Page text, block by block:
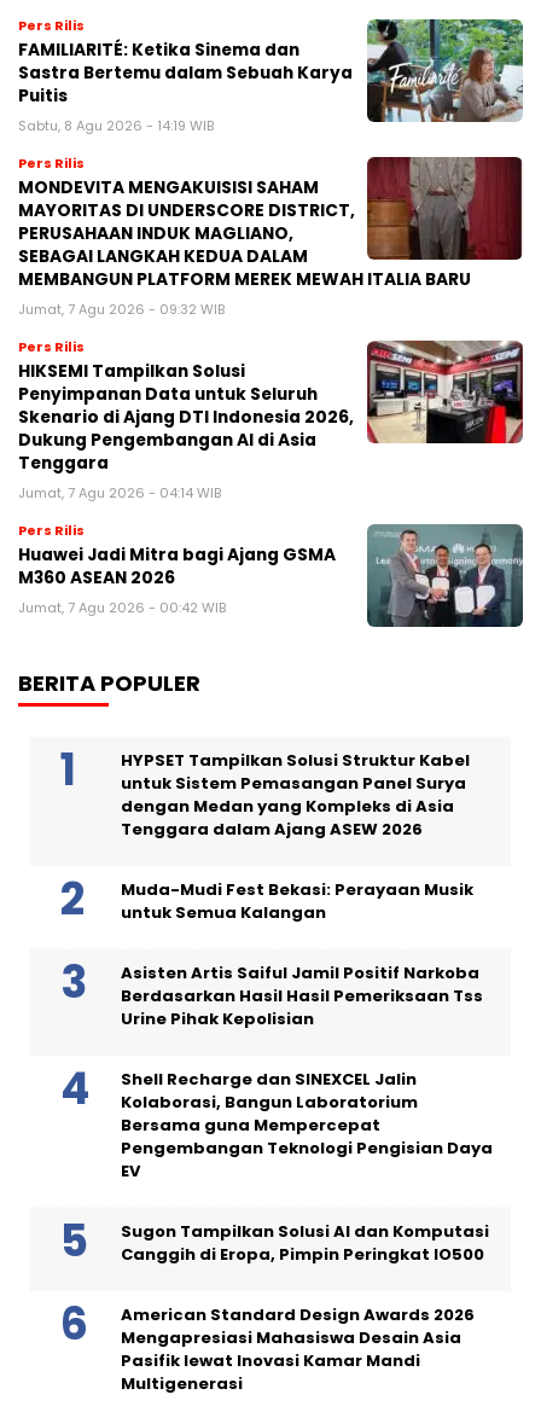
Pers Rilis
FAMILIARITÉ: Ketika Sinema dan
Sastra Bertemu dalam Sebuah Karya
Puitis
Sabtu, 8 Agu 2026 - 14:19 WIB
Pers Rilis
MONDEVITA MENGAKUISISI SAHAM
MAYORITAS DI UNDERSCORE DISTRICT,
PERUSAHAAN INDUK MAGLIANO,
SEBAGAI LANGKAH KEDUA DALAM
MEMBANGUN PLATFORM MEREK MEWAH ITALIA BARU
Jumat, 7 Agu 2026 - 09:32 WIB
Pers Rilis
HIKSEMI Tampilkan Solusi
Penyimpanan Data untuk Seluruh
Skenario di Ajang DTI Indonesia 2026,
Dukung Pengembangan AI di Asia
Tenggara
Jumat, 7 Agu 2026 - 04:14 WIB
Pers Rilis
Huawei Jadi Mitra bagi Ajang GSMA
M360 ASEAN 2026
Jumat, 7 Agu 2026 - 00:42 WIB
BERITA POPULER
HYPSET Tampilkan Solusi Struktur Kabel
untuk Sistem Pemasangan Panel Surya
dengan Medan yang Kompleks di Asia
Tenggara dalam Ajang ASEW 2026
Muda-Mudi Fest Bekasi: Perayaan Musik
untuk Semua Kalangan
Asisten Artis Saiful Jamil Positif Narkoba
Berdasarkan Hasil Hasil Pemeriksaan Tss
Urine Pihak Kepolisian
Shell Recharge dan SINEXCEL Jalin
Kolaborasi, Bangun Laboratorium
Bersama guna Mempercepat
Pengembangan Teknologi Pengisian Daya
EV
Sugon Tampilkan Solusi AI dan Komputasi
Canggih di Eropa, Pimpin Peringkat IO500
American Standard Design Awards 2026
Mengapresiasi Mahasiswa Desain Asia
Pasifik lewat Inovasi Kamar Mandi
Multigenerasi